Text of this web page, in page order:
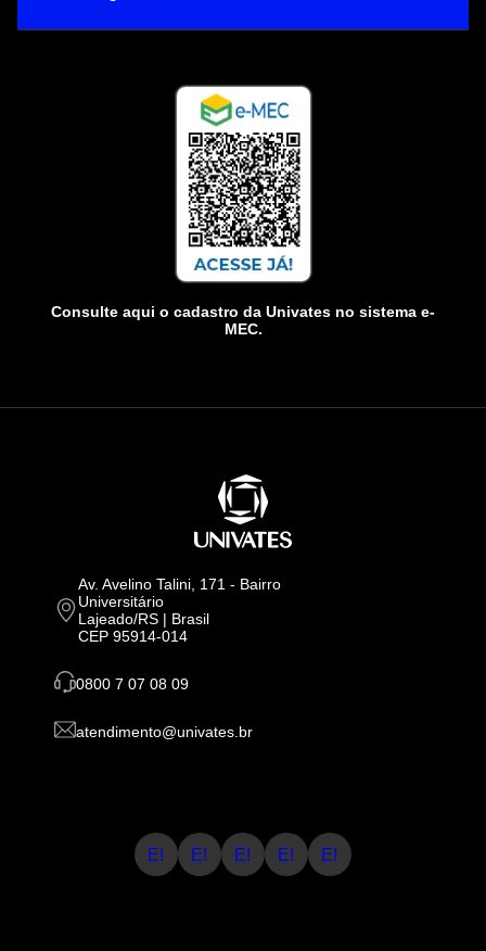
Consulte aqui o cadastro da Univates no sistema e-
MEC.
Av. Avelino Talini, 171 - Bairro
Universitário
Lajeado/RS | Brasil
CEP 95914-014
0800 7 07 08 09
atendimento@univates.br
E! E! E! E! E!